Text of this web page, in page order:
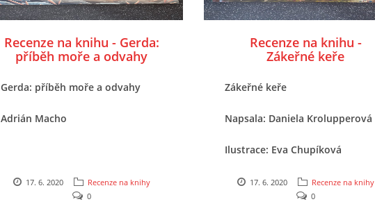
Recenze na knihu - Gerda:
příběh moře a odvahy
Gerda: příběh moře a odvahy
Adrián Macho
17. 6. 2020
Recenze na knihy
0
Recenze na knihu -
Zákeřné keře
Zákeřné keře
Napsala: Daniela Krolupperová
Ilustrace: Eva Chupíková
Vydal: Portál
17. 6. 2020
Recenze na knihy
0